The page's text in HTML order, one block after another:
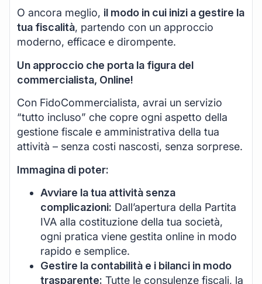
O ancora meglio, il modo in cui inizi a gestire la
tua fiscalità, partendo con un approccio
moderno, efficace e dirompente.
Un approccio che porta la figura del
commercialista, Online!
Con FidoCommercialista, avrai un servizio
“tutto incluso” che copre ogni aspetto della
gestione fiscale e amministrativa della tua
attività – senza costi nascosti, senza sorprese.
Immagina di poter:
Avviare la tua attività senza
complicazioni: Dall’apertura della Partita
IVA alla costituzione della tua società,
ogni pratica viene gestita online in modo
rapido e semplice.
Gestire la contabilità e i bilanci in modo
trasparente: Tutte le consulenze fiscali, la